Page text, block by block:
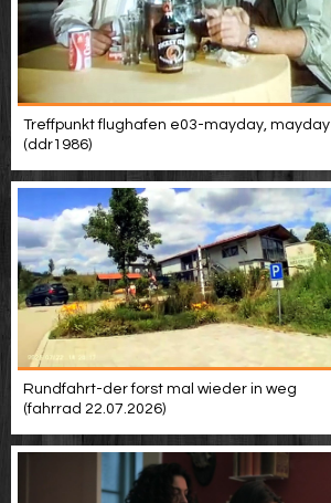
Treffpunkt flughafen e03-mayday, mayday
(ddr1986)
Rundfahrt-der forst mal wieder in weg
(fahrrad 22.07.2026)